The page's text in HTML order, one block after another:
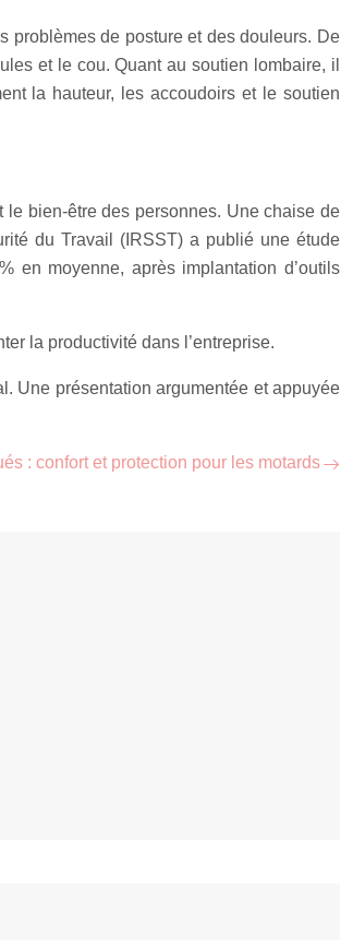
problèmes de posture et des douleurs. De
et le cou. Quant au soutien lombaire, il
la hauteur, les accoudoirs et le soutien
le bien-être des personnes. Une chaise de
du Travail (IRSST) a publié une étude
en moyenne, après implantation d’outils
la productivité dans l’entreprise.
Une présentation argumentée et appuyée
: confort et protection pour les motards